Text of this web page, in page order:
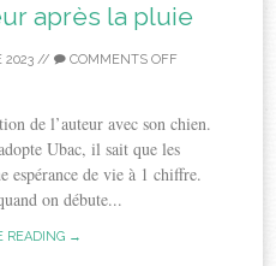
après la pluie
2023 // COMMENTS OFF
de l’auteur avec son chien.
Ubac, il sait que les
espérance de vie à 1 chiffre.
on débute...
READING →